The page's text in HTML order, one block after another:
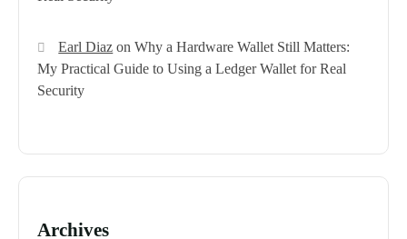
Earl Diaz onWhy a Hardware Wallet Still Matters:
My Practical Guide to Using a Ledger Wallet for Real
Security
Archives